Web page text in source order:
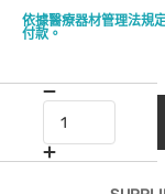
依據醫療器材管理法規
付款。